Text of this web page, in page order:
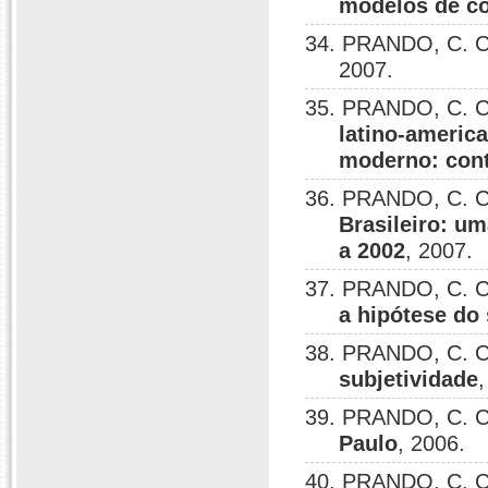
modelos de
34. PRANDO, C.
2007.
35. PRANDO, C.
latino-
moderno:
36. PRANDO, C.
Brasileiro:
a 2002, 2007.
37. PRANDO, C.
a hipótese do
38. PRANDO, C.
subjetividade
39. PRANDO, C.
Paulo, 2006.
40. PRANDO, C.